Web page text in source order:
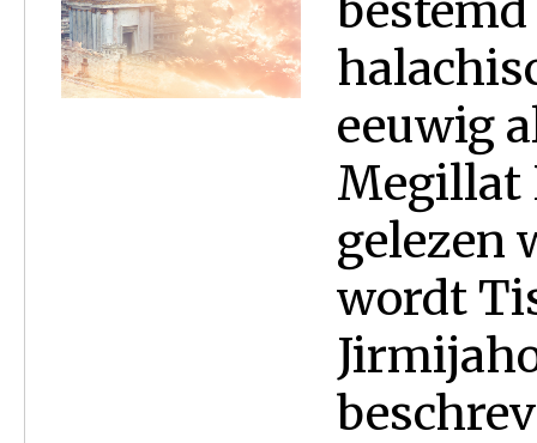
eeuwig
Megillat
gelezen
wordt